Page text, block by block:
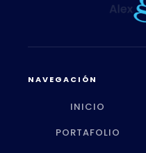
NAVEGACIÓN
INICIO
PORTAFOLIO